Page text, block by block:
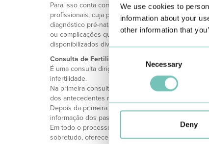
We use cookies to
information about your
other information that
Necessary
Deny
Para isso conta com o humanismo, a experiência e
profissionais, cuja prestação se organiza em
diagnóstico pré-natal e em cuidados pós-parto, que
ou complicações que podem ocorrer, como a
disponibilizados diversos serviços/consultas
Consulta de Fertilidade
É uma consulta dirigida a casais que procuram
infertilidade.
Na primeira consulta o médico inicia um processo
dos antecedentes reprodutivos e dos tratamentos
Depois da primeira consulta é realizado o
informação dos passos seguintes.
Em todo o processo, a equipa tem o compromisso
sobretudo, oferecer tranquilidade e serenidade.